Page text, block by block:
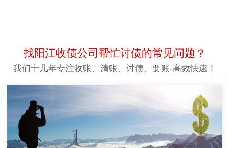
找阳江收债公司帮忙讨债的常见问题？
我们十几年专注收账、清账、讨债、要账-高效快速！